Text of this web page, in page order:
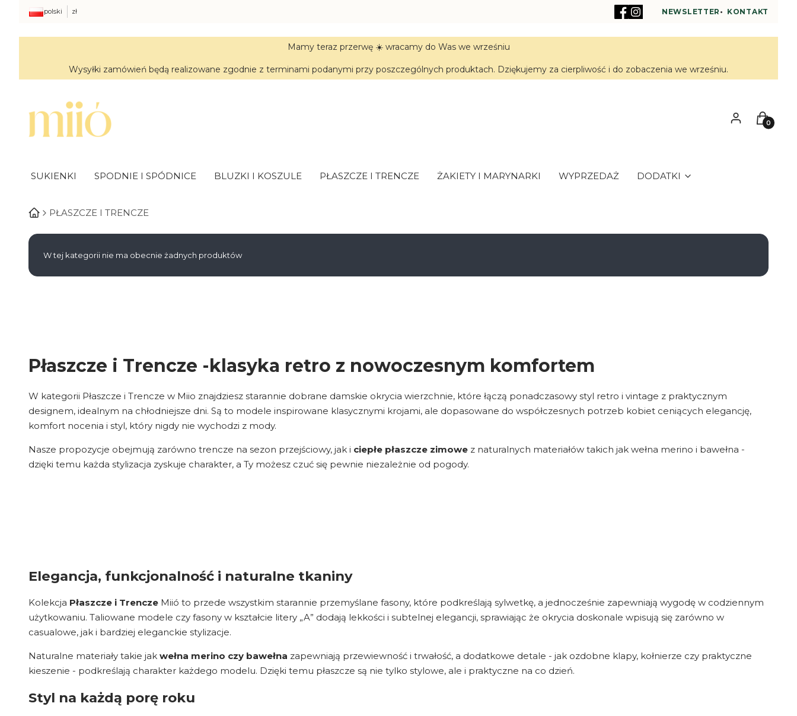
polski zł NEWSLETTER • KONTAKT
Mamy teraz przerwę ☀️ wracamy do Was we wrześniu
Wysyłki zamówień będą realizowane zgodnie z terminami podanymi przy poszczególnych produktach. Dziękujemy za cierpliwość i do zobaczenia we wrześniu.
Zaloguj sięKoszyk
SUKIENKI SPODNIE I SPÓDNICE BLUZKI I KOSZULE PŁASZCZE I TRENCZE ŻAKIETY I MARYNARKI WYPRZEDAŻ DODATKI
PŁASZCZE I TRENCZE
Lista produktów
W tej kategorii nie ma obecnie żadnych produktów
Płaszcze i Trencze -klasyka retro z nowoczesnym komfortem
W kategorii Płaszcze i Trencze w Miio znajdziesz starannie dobrane damskie okrycia wierzchnie, które łączą ponadczasowy styl retro i vintage z praktycznym
designem, idealnym na chłodniejsze dni. Są to modele inspirowane klasycznymi krojami, ale dopasowane do współczesnych potrzeb kobiet ceniących elegancję,
komfort nocenia i styl, który nigdy nie wychodzi z mody.
Nasze propozycje obejmują zarówno trencze na sezon przejściowy, jak i ciepłe płaszcze zimowe z naturalnych materiałów takich jak wełna merino i bawełna -
dzięki temu każda stylizacja zyskuje charakter, a Ty możesz czuć się pewnie niezależnie od pogody.
Elegancja, funkcjonalność i naturalne tkaniny
Kolekcja Płaszcze i Trencze Miió to przede wszystkim starannie przemyślane fasony, które podkreślają sylwetkę, a jednocześnie zapewniają wygodę w codziennym
użytkowaniu. Taliowane modele czy fasony w kształcie litery „A” dodają lekkości i subtelnej elegancji, sprawiając że okrycia doskonale wpisują się zarówno w
casualowe, jak i bardziej eleganckie stylizacje.
Naturalne materiały takie jak wełna merino czy bawełna zapewniają przewiewność i trwałość, a dodatkowe detale - jak ozdobne klapy, kołnierze czy praktyczne
kieszenie - podkreślają charakter każdego modelu. Dzięki temu płaszcze są nie tylko stylowe, ale i praktyczne na co dzień.
Styl na każdą porę roku